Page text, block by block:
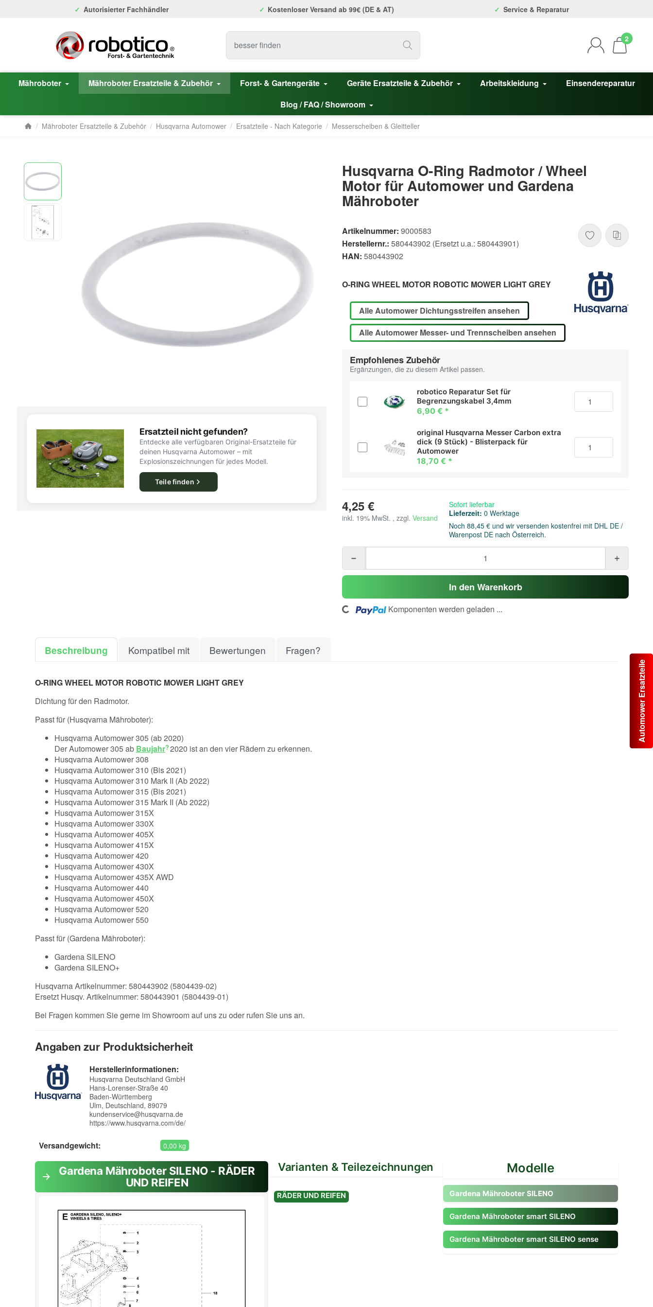
Autorisierter Fachhändler Kostenloser Versand ab 99€ (DE & AT) Service & Reparatur
2
Mähroboter Mähroboter Ersatzteile & Zubehör Forst- & Gartengeräte Geräte Ersatzteile & Zubehör Arbeitskleidung
Einsendereparatur
Blog / FAQ / Showroom
/ Mähroboter Ersatzteile & Zubehör / Husqvarna Automower / Ersatzteile - Nach Kategorie / Messerscheiben & Gleitteller
Automower Ersatzteile
Ersatzteil nicht gefunden?
Entdecke alle verfügbaren Original-Ersatzteile für
deinen Husqvarna Automower – mit
Explosionszeichnungen für jedes Modell.
Teile finden
Husqvarna O-Ring Radmotor / Wheel
Motor für Automower und Gardena
Mähroboter
Artikelnummer: 9000583
Herstellernr.: 580443902 (Ersetzt u.a.: 580443901)
HAN: 580443902
O-RING WHEEL MOTOR ROBOTIC MOWER LIGHT GREY
Alle Automower Dichtungsstreifen ansehen
Alle Automower Messer- und Trennscheiben ansehen
Empfohlenes Zubehör
Ergänzungen, die zu diesem Artikel passen.
robotico Reparatur Set für
Begrenzungskabel 3,4mm
6,90 € *
original Husqvarna Messer Carbon extra
dick (9 Stück) - Blisterpack für
Automower
18,70 € *
4,25 €
inkl. 19% MwSt. , zzgl. Versand
Sofort lieferbar
Lieferzeit: 0 Werktage
Noch 88,45 € und wir versenden kostenfrei mit DHL DE /
Warenpost DE nach Österreich.
In den Warenkorb
Loading... Komponenten werden geladen ...
Beschreibung Kompatibel mit Bewertungen Fragen?
O-RING WHEEL MOTOR ROBOTIC MOWER LIGHT GREY
Dichtung für den Radmotor.
Passt für (Husqvarna Mähroboter):
Husqvarna Automower 305 (ab 2020)
Der Automower 305 ab Baujahr 2020 ist an den vier Rädern zu erkennen.
Husqvarna Automower 308
Husqvarna Automower 310 (Bis 2021)
Husqvarna Automower 310 Mark II (Ab 2022)
Husqvarna Automower 315 (Bis 2021)
Husqvarna Automower 315 Mark II (Ab 2022)
Husqvarna Automower 315X
Husqvarna Automower 330X
Husqvarna Automower 405X
Husqvarna Automower 415X
Husqvarna Automower 420
Husqvarna Automower 430X
Husqvarna Automower 435X AWD
Husqvarna Automower 440
Husqvarna Automower 450X
Husqvarna Automower 520
Husqvarna Automower 550
Passt für (Gardena Mähroboter):
Gardena SILENO
Gardena SILENO+
Husqvarna Artikelnummer: 580443902 (5804439-02)
Ersetzt Husqv. Artikelnummer: 580443901 (5804439-01)
Bei Fragen kommen Sie gerne im Showroom auf uns zu oder rufen Sie uns an.
Angaben zur Produktsicherheit
Herstellerinformationen:
Husqvarna Deutschland GmbH
Hans-Lorenser-Straße 40
Baden-Württemberg
Ulm, Deutschland, 89079
kundenservice@husqvarna.de
https://www.husqvarna.com/de/
Versandgewicht: 0,00 kg
Gardena Mähroboter SILENO - RÄDER
UND REIFEN
Varianten & Teilezeichnungen
RÄDER UND REIFEN
Modelle
Gardena Mähroboter SILENO
Zum Modell gehen
Gardena Mähroboter smart SILENO
Gardena Mähroboter smart SILENO sense